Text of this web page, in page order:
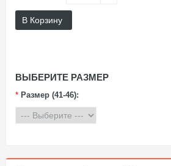
В Корзину
ВЫБЕРИТЕ РАЗМЕР
* Размер (41-46):